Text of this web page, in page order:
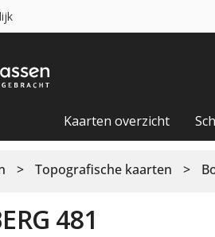
Kaarten overzicht
> Topografische kaarten >
481